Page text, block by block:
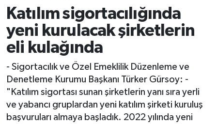
Katılım sigortacılığında
yeni kurulacak şirketlerin
eli kulağında
- Sigortacılık ve Özel Emeklilik Düzenleme ve
Denetleme Kurumu Başkanı Türker Gürsoy: -
"Katılım sigortası sunan şirketlerin yanı sıra yerli
ve yabancı gruplardan yeni katılım şirketi kuruluş
başvuruları almaya başladık. 2022 yılında yeni
Namaz Vakitleri
Trafik Durumu
Süper Lig Puan Durumu ve Fikstür
Tüm Manşetler
Son Dakika Haberleri